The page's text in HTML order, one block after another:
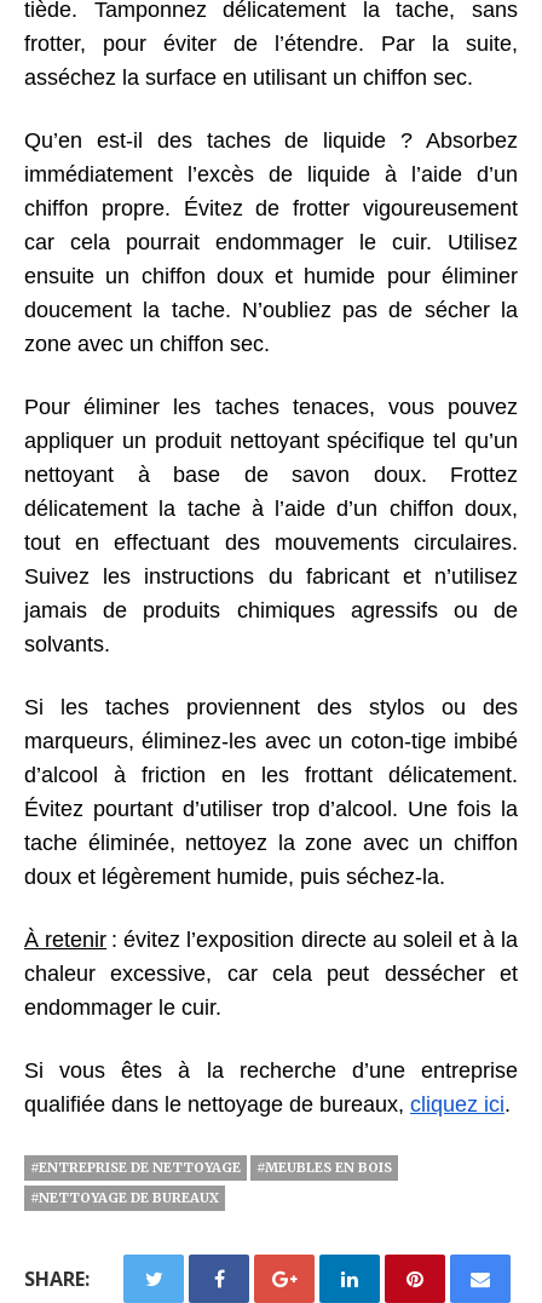
tiède. Tamponnez délicatement la tache, sans
frotter, pour éviter de l’étendre. Par la suite,
asséchez la surface en utilisant un chiffon sec.
Qu’en est-il des taches de liquide ? Absorbez
immédiatement l’excès de liquide à l’aide d’un
chiffon propre. Évitez de frotter vigoureusement
car cela pourrait endommager le cuir. Utilisez
ensuite un chiffon doux et humide pour éliminer
doucement la tache. N’oubliez pas de sécher la
zone avec un chiffon sec.
Pour éliminer les taches tenaces, vous pouvez
appliquer un produit nettoyant spécifique tel qu’un
nettoyant à base de savon doux. Frottez
délicatement la tache à l’aide d’un chiffon doux,
tout en effectuant des mouvements circulaires.
Suivez les instructions du fabricant et n’utilisez
jamais de produits chimiques agressifs ou de
solvants.
Si les taches proviennent des stylos ou des
marqueurs, éliminez-les avec un coton-tige imbibé
d’alcool à friction en les frottant délicatement.
Évitez pourtant d’utiliser trop d’alcool. Une fois la
tache éliminée, nettoyez la zone avec un chiffon
doux et légèrement humide, puis séchez-la.
À retenir : évitez l’exposition directe au soleil et à la
chaleur excessive, car cela peut dessécher et
endommager le cuir.
Si vous êtes à la recherche d’une entreprise
qualifiée dans le nettoyage de bureaux, cliquez ici.
#ENTREPRISE DE NETTOYAGE
#MEUBLES EN BOIS
#NETTOYAGE DE BUREAUX
SHARE: